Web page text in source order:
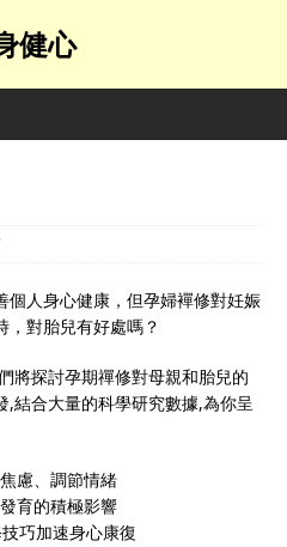
健心
個人身心健康，但孕婦襌修對妊娠
，對胎兒有好處嗎？
將探討孕期禪修對母親和胎兒的
結合大量的科學研究數據,為你呈
慮、調節情緒
育的積極影響
巧加速身心康復